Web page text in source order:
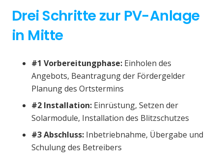
Drei Schritte zur PV-Anlage
in Mitte
#1 Vorbereitungphase: Einholen des
Angebots, Beantragung der Fördergelder
Planung des Ortstermins
#2 Installation: Einrüstung, Setzen der
Solarmodule, Installation des Blitzschutzes
#3 Abschluss: Inbetriebnahme, Übergabe und
Schulung des Betreibers